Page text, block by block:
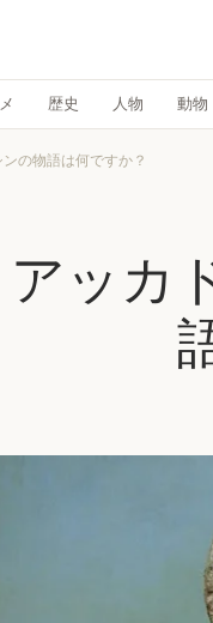
歴史 人物 動物
の物語は何ですか？
アッカ